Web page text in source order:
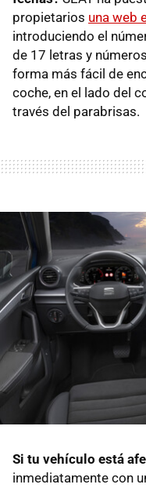
propietarios una web
introduciendo el
de 17 letras y
forma más fácil de
coche, en el lado del
través del parabrisas.
Si tu vehículo está
inmediatamente con